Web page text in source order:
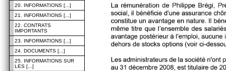
20. INFORMATIONS [...]
21. INFORMATIONS [...]
22. CONTRATS
IMPORTANTS
23. INFORMATIONS [...]
24. DOCUMENTS [...]
25. INFORMATIONS SUR
LES [...]